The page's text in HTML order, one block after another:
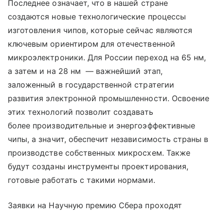
Последнее означает, что в нашей стране
создаются новые технологические процессы
изготовления чипов, которые сейчас являются
ключевым ориентиром для отечественной
микроэлектроники. Для России переход на 65 нм,
а затем и на 28 нм — важнейший этап,
заложенный в государственной стратегии
развития электронной промышленности. Освоение
этих технологий позволит создавать
более производительные и энергоэффективные
чипы, а значит, обеспечит независимость страны в
производстве собственных микросхем. Также
будут созданы инструменты проектирования,
готовые работать с такими нормами.
Заявки на Научную премию Сбера проходят